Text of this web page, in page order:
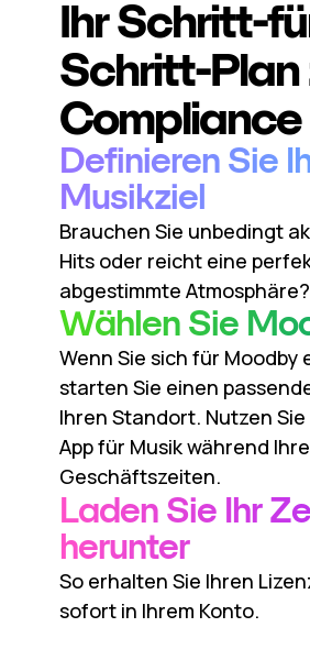
Ihr Schritt-
Schritt-Plan
Compliance
Definieren Sie
Musikziel
Brauchen Sie unbedingt
Hits oder reicht eine
abgestimmte Atmosphäre?
Wählen Sie
Wenn Sie sich für Moodby
starten Sie einen
Ihren Standort. Nutzen
App für Musik während
Geschäftszeiten.
Laden Sie Ihr
herunter
So erhalten Sie Ihren
sofort in Ihrem Konto.